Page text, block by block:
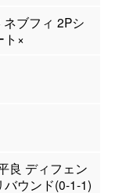
ネブフィ 2Pシ
ト×
良 ディフェン
バウンド(0-1-1)